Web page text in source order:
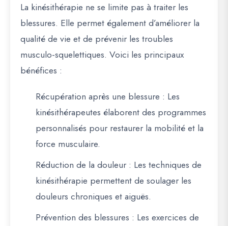
La kinésithérapie ne se limite pas à traiter les
blessures. Elle permet également d’améliorer la
qualité de vie et de prévenir les troubles
musculo-squelettiques. Voici les principaux
bénéfices :
Récupération après une blessure : Les
kinésithérapeutes élaborent des programmes
personnalisés pour restaurer la mobilité et la
force musculaire.
Réduction de la douleur : Les techniques de
kinésithérapie permettent de soulager les
douleurs chroniques et aiguës.
Prévention des blessures : Les exercices de